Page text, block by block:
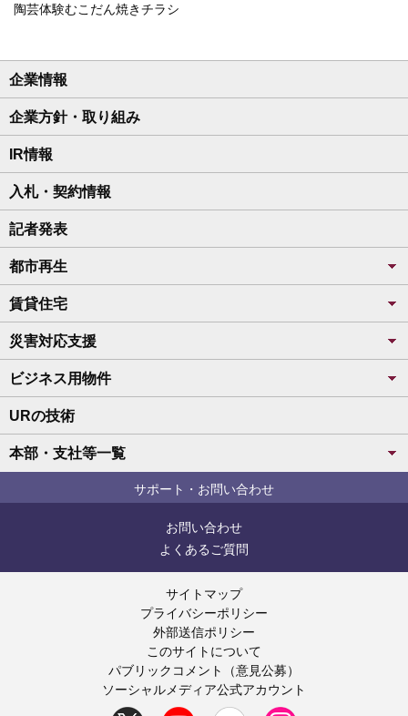
陶芸体験むこだん焼きチラシ
企業情報
企業方針・取り組み
IR情報
入札・契約情報
記者発表
都市再生
賃貸住宅
災害対応支援
ビジネス用物件
URの技術
本部・支社等一覧
サポート・お問い合わせ
お問い合わせ
よくあるご質問
サイトマップ
プライバシーポリシー
外部送信ポリシー
このサイトについて
パブリックコメント（意見公募）
ソーシャルメディア公式アカウント